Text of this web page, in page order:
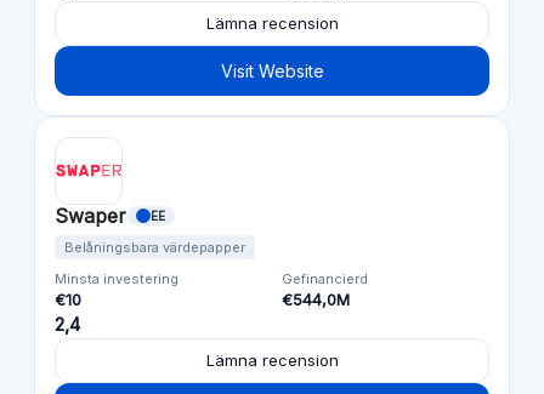
Lämna recension
Visit Website
Swaper EE
Belåningsbara värdepapper
Minsta investering
€10
Gefinancierd
€544,0M
2,4
Lämna recension